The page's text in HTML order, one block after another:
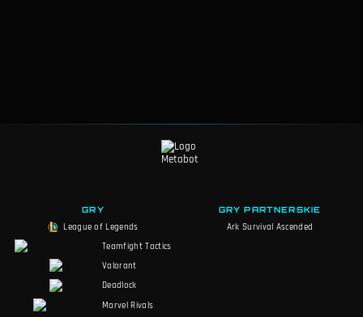
GRY
League of Legends
Teamfight Tactics
Valorant
Deadlock
Marvel Rivals
GRY PARTNERSKIE
Ark Survival Ascended